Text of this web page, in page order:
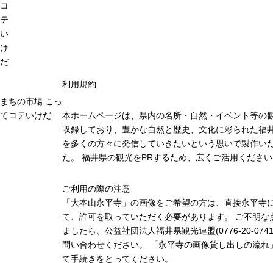
コ
テ
い
け
だ
まちの市場 こっ
てコテいけだ
利用規約
本ホームページは、県内の名所・自然・イベント等の
収録しており、豊かな自然と歴史、文化に彩られた福
を多くの方々に発信していきたいという思いで製作い
た。 福井県の観光をPRするため、広くご活用くださ
ご利用の際の注意
「大本山永平寺」の画像をご希望の方は、直接永平寺
て、許可を取っていただく必要があります。 ご不明な
ましたら、公益社団法人福井県観光連盟(0776-20-
問い合わせください。 「永平寺の画像貸し出しの流れ
て手続きをとってください。